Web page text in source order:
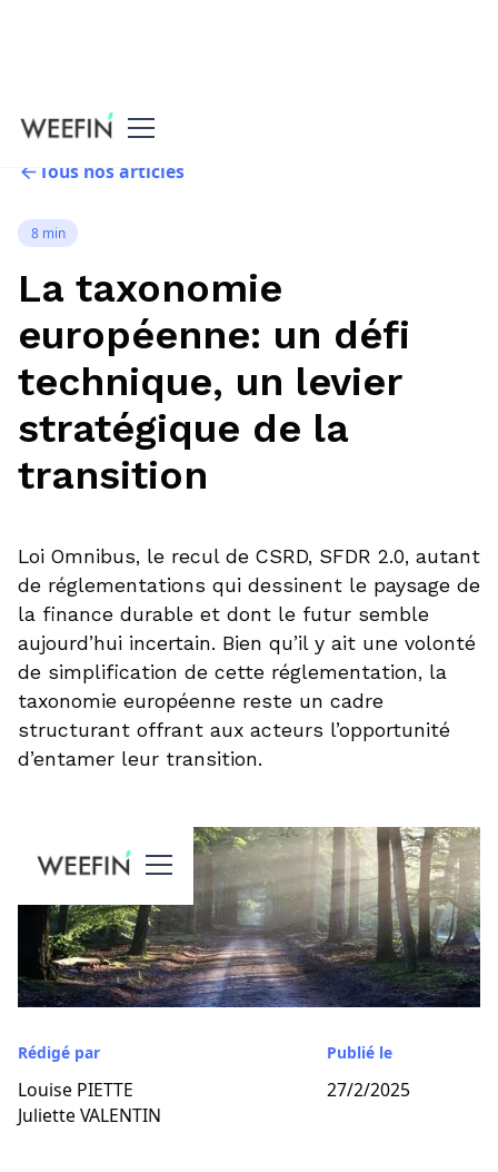
Tous nos articles
8 min
La taxonomie
européenne: un défi
technique, un levier
stratégique de la
transition
Loi Omnibus, le recul de CSRD, SFDR 2.0, autant
de réglementations qui dessinent le paysage de
la finance durable et dont le futur semble
aujourd’hui incertain. Bien qu’il y ait une volonté
de simplification de cette réglementation, la
taxonomie européenne reste un cadre
structurant offrant aux acteurs l’opportunité
d’entamer leur transition.
Rédigé par
Louise PIETTE
Juliette VALENTIN
Publié le
27/2/2025